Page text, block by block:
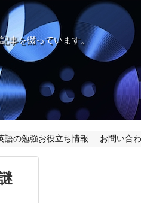
事を綴っています。
語の勉強お役立ち情報 お問い合